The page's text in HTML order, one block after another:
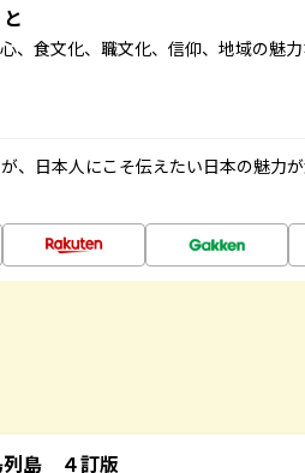
、食文化、職文化、信仰、地域の魅
、日本人にこそ伝えたい日本の魅力
島 ４訂版